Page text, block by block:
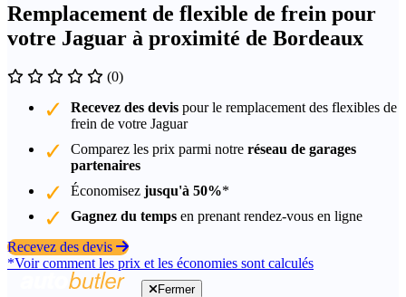
Remplacement de flexible de frein pour
votre Jaguar à proximité de Bordeaux
(0)
Recevez des devis pour le remplacement des flexibles de
frein de votre Jaguar
Comparez les prix parmi notre réseau de garages
partenaires
Économisez jusqu'à 50%*
Gagnez du temps en prenant rendez-vous en ligne
Recevez des devis
*Voir comment les prix et les économies sont calculés
Fermer